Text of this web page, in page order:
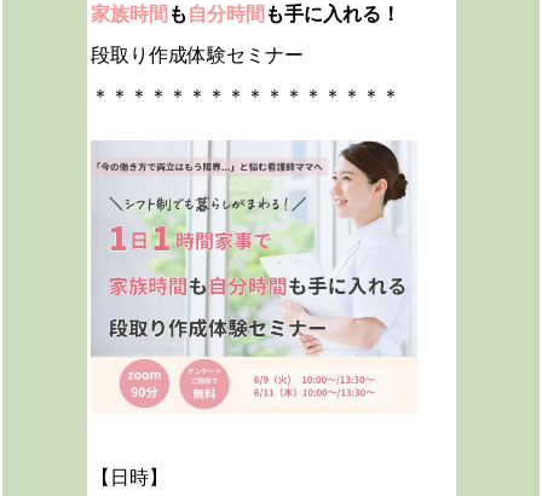
家族時間 も 自分時間 も手に入れる！
段取り作成体験セミナー
＊＊＊＊＊＊＊＊＊＊＊＊＊＊＊＊
【日時】